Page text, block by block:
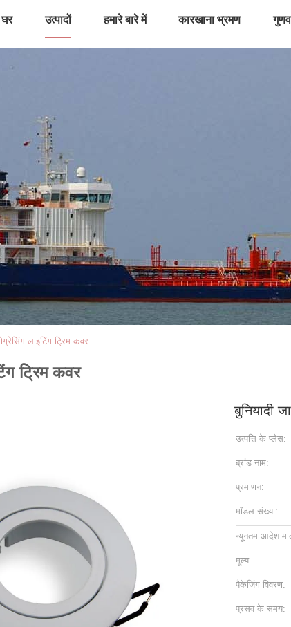
घर उत्पादों हमारे बारे में कारखाना भ्रमण
लाइटिंग ट्रिम कवर
ट्रिम कवर
बुनियादी
उत्पत्ति के प्लेस:
ब्रांड नाम:
प्रमाणन:
मॉडल संख्या:
न्यूनतम आदेश
मूल्य:
पैकेजिंग विवरण:
प्रसव के समय: